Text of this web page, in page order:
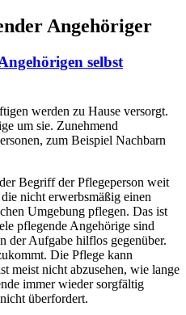
Angehöriger
selbst
werden zu Hause versorgt.
um sie. Zunehmend
zum Beispiel Nachbarn
Begriff der Pflegeperson weit
nicht erwerbsmäßig einen
Umgebung pflegen. Das ist
pflegende Angehörige sind
der Aufgabe hilflos gegenüber.
Die Pflege kann
meist nicht abzusehen, wie lange
immer wieder sorgfältig
überfordert.